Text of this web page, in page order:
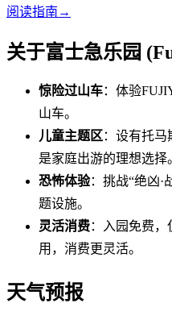
阅读指南 →
关于富士急乐园
惊险过山车：体验
山车。
儿童主题区：设有托马
是家庭出游的理想选择
恐怖体验：挑战“绝凶·
题设施。
灵活消费：入园免费
用，消费更灵活。
天气预报